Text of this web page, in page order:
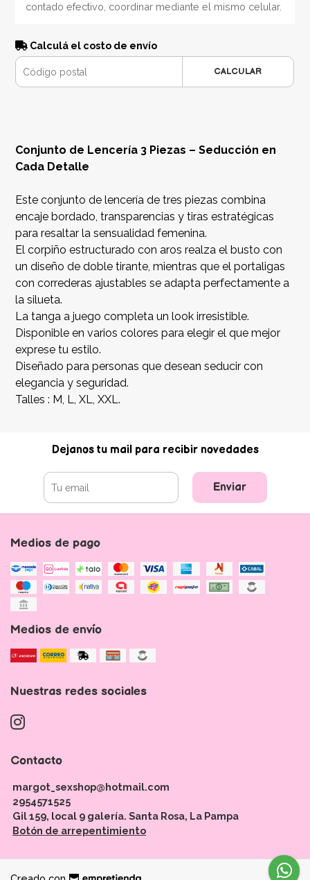
contado efectivo, coordinar mediante el mismo celular.
Calculá el costo de envío
CALCULAR
Conjunto de Lencería 3 Piezas – Seducción en
Cada Detalle
Este conjunto de lencería de tres piezas combina
encaje bordado, transparencias y tiras estratégicas
para resaltar la sensualidad femenina.
El corpiño estructurado con aros realza el busto con
un diseño de doble tirante, mientras que el portaligas
con correderas ajustables se adapta perfectamente a
la silueta.
La tanga a juego completa un look irresistible.
Disponible en varios colores para elegir el que mejor
exprese tu estilo.
Diseñado para personas que desean seducir con
elegancia y seguridad.
Talles : M, L, XL, XXL.
Dejanos tu mail para recibir novedades
Enviar
Medios de pago
Medios de envío
Nuestras redes sociales
Contacto
margot_sexshop@hotmail.com
2954571525
Gil 159, local 9 galería. Santa Rosa, La Pampa
Botón de arrepentimiento